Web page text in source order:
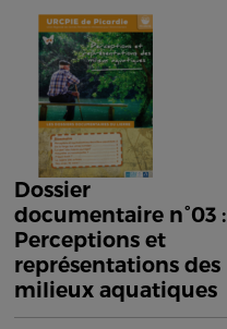
Dossier
documentaire n°03 :
Perceptions et
représentations des
milieux aquatiques